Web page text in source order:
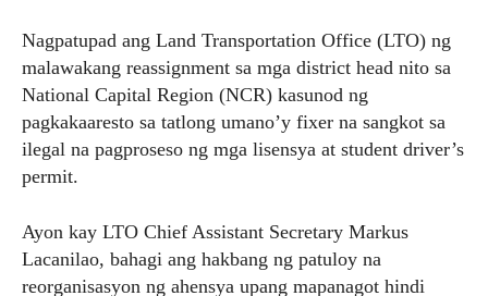
Nagpatupad ang Land Transportation Office (LTO) ng
malawakang reassignment sa mga district head nito sa
National Capital Region (NCR) kasunod ng
pagkakaaresto sa tatlong umano’y fixer na sangkot sa
ilegal na pagproseso ng mga lisensya at student driver’s
permit.
Ayon kay LTO Chief Assistant Secretary Markus
Lacanilao, bahagi ang hakbang ng patuloy na
reorganisasyon ng ahensya upang mapanagot hindi